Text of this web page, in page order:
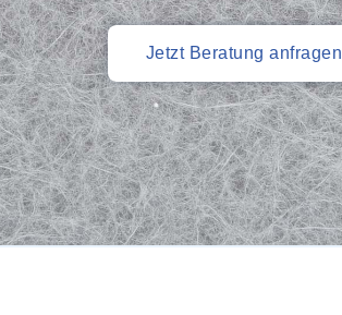
Jetzt Beratung anfragen